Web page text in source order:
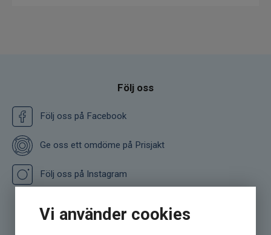
Vi använder cookies
Följ oss
Följ oss på Facebook
Ge oss ett omdöme på Prisjakt
Följ oss på Instagram